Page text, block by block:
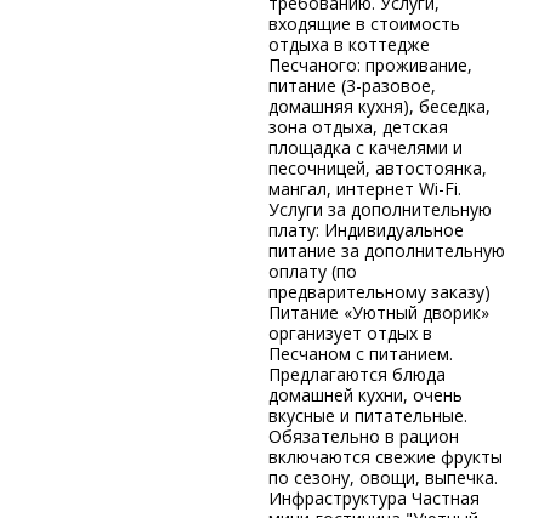
входящие в стоимость
отдыха в коттедже
Песчаного: проживание,
питание (3-разовое,
домашняя кухня), беседка,
зона отдыха, детская
площадка с качелями и
песочницей, автостоянка,
мангал, интернет Wi-Fi.
Услуги за дополнительную
плату: Индивидуальное
питание за дополнительную
оплату (по
предварительному заказу)
Питание «Уютный дворик»
организует отдых в
Песчаном с питанием.
Предлагаются блюда
домашней кухни, очень
вкусные и питательные.
Обязательно в рацион
включаются свежие фрукты
по сезону, овощи, выпечка.
Инфраструктура Частная